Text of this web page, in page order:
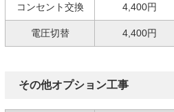
コンセント交換 4,400円
電圧切替 4,400円
その他オプション工事